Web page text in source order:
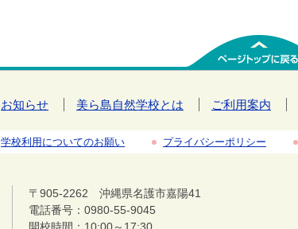
お知らせ 美ら島自然学校とは ご利用案内
学校利用についてのお願い プライバシーポリシー
〒905-2262 沖縄県名護市嘉陽41
電話番号：0980-55-9045